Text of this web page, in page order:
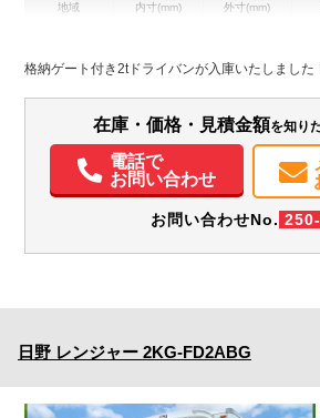
地域 内寸(mm) 外寸(mm)
装備情報
パワステ パワーウィンドウ ABS エア
ETC バックモニター
格納ゲート付き2tドライバンが入庫いたしました
在庫・価格・見積金額を知り
電話で
お問い合わせ
お問い合わせNo.
日野 レンジャー 2KG-FD2ABG